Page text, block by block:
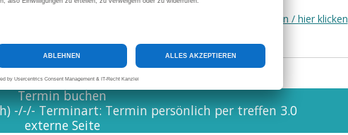
bestehen, dann bitte diese Seite neu laden. Seite neu Laden / hier klicken
Termin buchen
-/-/- Terminart: Termin persönlich per treffen 3.0
externe Seite